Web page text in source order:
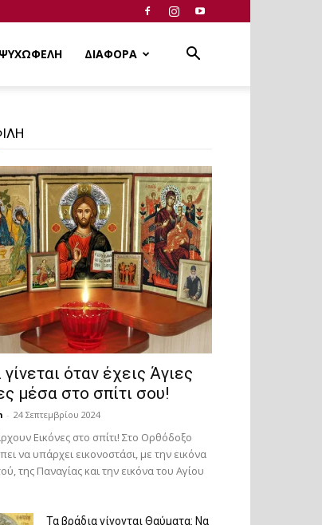
ΨΥΧΩΦΕΛΗ ΔΙΑΦΟΡΑ
όταν έχεις Άγιες
μέσα στο σπίτι σου!
- 24 Σεπτεμβρίου 2024
Εικόνες στο σπίτι! Στο Ορθόδοξο
να υπάρχει εικονοστάσι, με την εικόνα
της Παν­αγίας και την εικόνα του Αγίου
Τα βράδια γίνονται Θαύματα: Να